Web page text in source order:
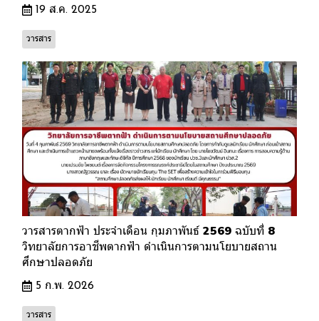
19 ส.ค. 2025
วารสาร
วารสารตากฟ้า ประจำเดือน กุมภาพันธ์ 2569 ฉบับที่ 8
วิทยาลัยการอาชีพตากฟ้า ดำเนินการตามนโยบายสถาน
ศึกษาปลอดภัย
5 ก.พ. 2026
วารสาร